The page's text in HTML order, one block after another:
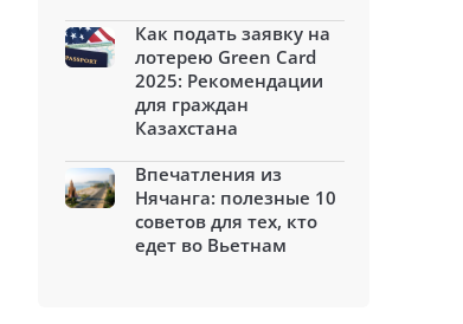
Как подать заявку на
лотерею Green Card
2025: Рекомендации
для граждан
Казахстана
Впечатления из
Нячанга: полезные 10
советов для тех, кто
едет во Вьетнам